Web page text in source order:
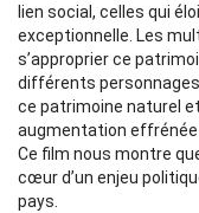
lien social, celles qui
exceptionnelle. Les
s’approprier ce
différents
ce patrimoine naturel
augmentation effrénée
Ce film nous montre
cœur d’un enjeu
pays.